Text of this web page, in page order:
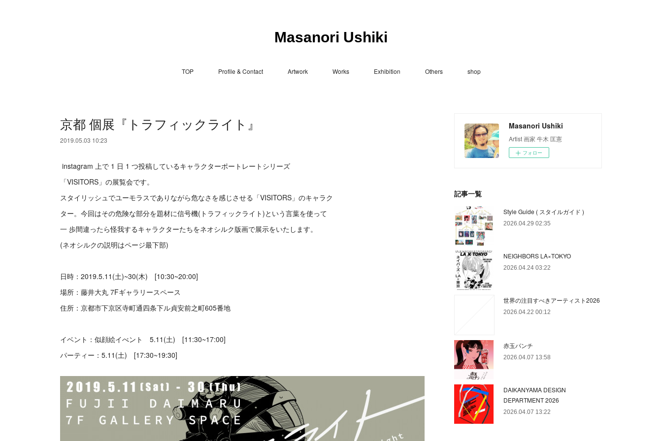
Masanori Ushiki
TOP Profile & Contact Artwork Works Exhibition Others shop
京都 個展『トラフィックライト』
2019.05.03 10:23
instagram 上で 1 日 1 つ投稿しているキャラクターポートレートシリーズ
「VISITORS」の展覧会です。
スタイリッシュでユーモラスでありながら危なさを感じさせる「VISITORS」のキャラク
ター。今回はその危険な部分を題材に信号機(トラフィックライト)という言葉を使って
一 歩間違ったら怪我するキャラクターたちをネオシルク版画で展示をいたします。
(ネオシルクの説明はページ最下部)
日時：2019.5.11(土)~30(木) [10:30~20:00]
場所：藤井大丸 7Fギャラリースペース
住所：京都市下京区寺町通四条下ル貞安前之町605番地
イベント：似顔絵イべント 5.11(土) [11:30~17:00]
パーティー：5.11(土) [17:30~19:30]
Masanori Ushiki
Artist 画家 牛木 匡憲
フォロー
記事一覧
Style Guide ( スタイルガイド )
2026.04.29 02:35
NEIGHBORS LA×TOKYO
2026.04.24 03:22
世界の注目すべきアーティスト2026
2026.04.22 00:12
赤玉パンチ
2026.04.07 13:58
DAIKANYAMA DESIGN
DEPARTMENT 2026
2026.04.07 13:22